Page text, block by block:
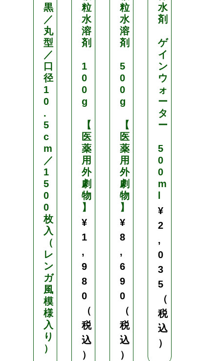
黒
／
丸
型
／
口
径
1
0
.
5
c
m
／
1
5
0
0
枚
入
（
レ
ン
ガ
風
模
様
入
り
）
粒
水
溶
剤
1
0
0
g
【
医
薬
用
外
劇
物
】
¥
1
,
9
8
0
（
税
込
）
粒
水
溶
剤
5
0
0
g
【
医
薬
用
外
劇
物
】
¥
8
,
6
9
0
（
税
込
）
水
剤
ゲ
イ
ン
ウ
ォ
ー
タ
ー
5
0
0
m
¥
2
,
0
3
5
（
税
込
）